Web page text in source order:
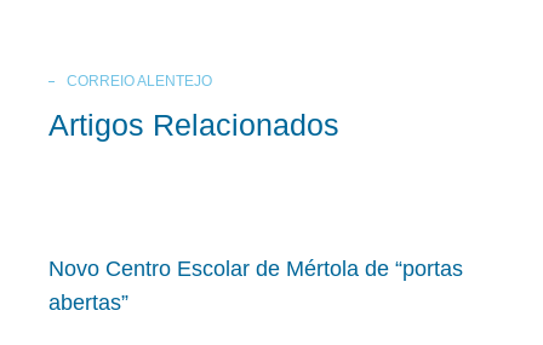
CORREIO ALENTEJO
Artigos Relacionados
Novo Centro Escolar de Mértola de “portas
abertas”